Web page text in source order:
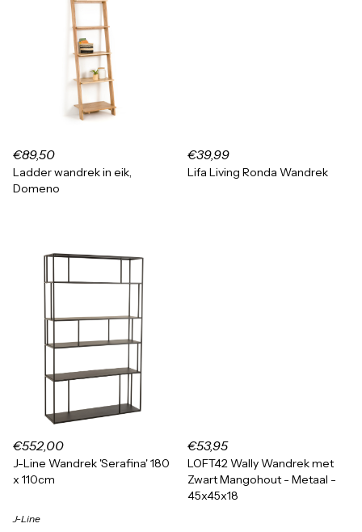
€89,50
Ladder wandrek in eik,
Domeno
€39,99
Lifa Living Ronda Wandrek
€552,00
J-Line Wandrek 'Serafina' 180
x 110cm
J-Line
€53,95
LOFT42 Wally Wandrek met
Zwart Mangohout - Metaal -
45x45x18